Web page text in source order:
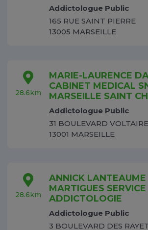
Addictologue Public
165 RUE SAINT PIERRE
13005 MARSEILLE
28.6km
MARIE-LAURENCE
CABINET MEDICAL
MARSEILLE SAINT
Addictologue Public
31 BOULEVARD VOLTAIRE
13001 MARSEILLE
28.6km
ANNICK LANTEAUME
MARTIGUES SERVICE
ADDICTOLOGIE
Addictologue Public
3 BOULEVARD DES